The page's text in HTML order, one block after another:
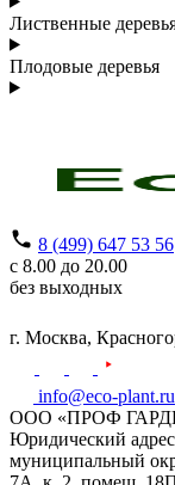
Лиственные
Плодовые деревья
8 (499) 647 53 56
с 8.00 до 20.00
без выходных
г. Москва,
info@eco-plant.ru
ООО «ПРОФ
Юридический
муниципальный